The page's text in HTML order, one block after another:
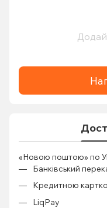
«Новою поштою» по
Банківський
Кредитною
LiqPay